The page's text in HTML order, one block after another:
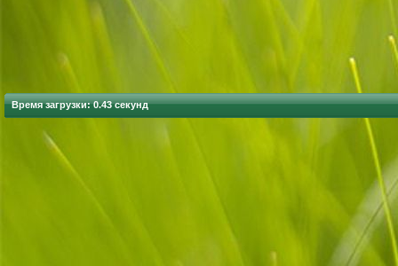
Время загрузки: 0.43 секунд